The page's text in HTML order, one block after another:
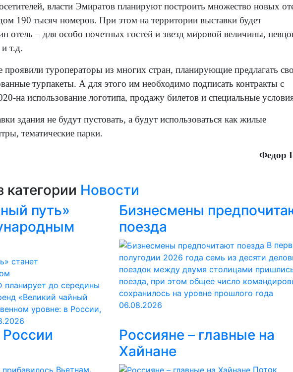
власти Эмиратов планируют построить множество новых
190 тысяч номеров. При этом на территории выставки будет
отель – для особо почетных гостей и звезд мировой величины,
т.д.
проявили туроператоры из многих стран, планирующие предлагать
турпакеты. А для этого им необходимо подписать контракты с
на использование логотипа, продажу билетов и специальные
здания не будут пустовать, а будут использоваться как жилые
тематические парки.
Федор
категории Новости
путь»
до середины
«Великий чайный
уровне: в России,
Бизнесмены
поезда
В
полугодии 2026 года семь из десяти
поездок между двумя столицами
поезда, при этом общее число
сохранилось на уровне прошлого года
06.08.2026
Вьетнам,
Россияне – главные на
Хайнане
Поток